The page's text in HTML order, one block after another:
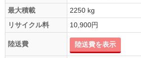
最大積載
2250 kg
リサイクル料
10,900円
陸送費 陸送費を表示